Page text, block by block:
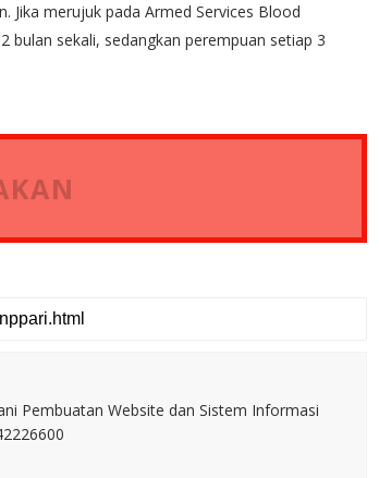
Jika merujuk pada Armed Services Blood
bulan sekali, sedangkan perempuan setiap 3
Pembuatan Website dan Sistem Informasi